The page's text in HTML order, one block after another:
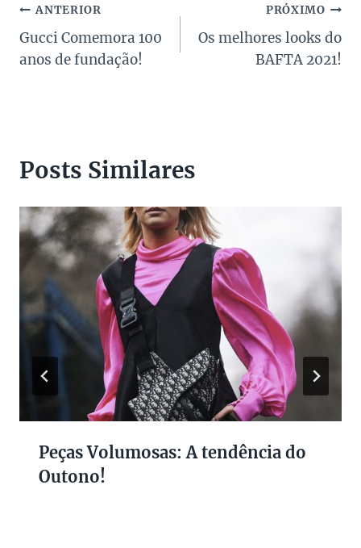
Navegação
de
ANTERIOR
Gucci Comemora 100
anos de fundação!
PRÓXIMO
Os melhores looks do
BAFTA 2021!
Posts Similares
Peças Volumosas: A tendência do
Outono!